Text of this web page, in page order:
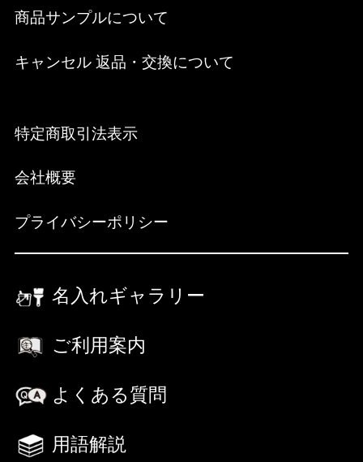
商品サンプルについて
キャンセル 返品・交換について
特定商取引法表示
会社概要
プライバシーポリシー
名入れギャラリー
ご利用案内
よくある質問
用語解説